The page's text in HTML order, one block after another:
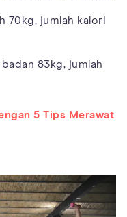
70kg, jumlah kalori
83kg, jumlah
5 Tips Merawat